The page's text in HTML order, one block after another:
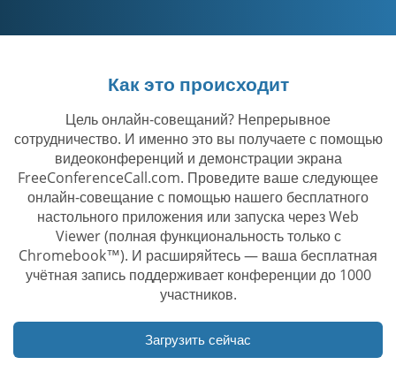
Как это происходит
Цель онлайн-совещаний? Непрерывное
сотрудничество. И именно это вы получаете с помощью
видеоконференций и демонстрации экрана
FreeConferenceCall.com. Проведите ваше следующее
онлайн-совещание с помощью нашего бесплатного
настольного приложения или запуска через Web
Viewer (полная функциональность только с
Chromebook™). И расширяйтесь — ваша бесплатная
учётная запись поддерживает конференции до 1000
участников.
Загрузить сейчас